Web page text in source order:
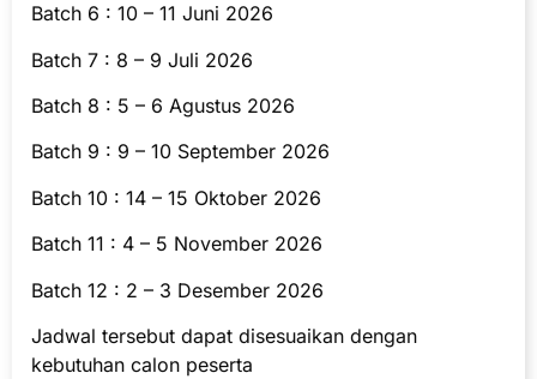
Batch 6 : 10 – 11 Juni 2026
Batch 7 : 8 – 9 Juli 2026
Batch 8 : 5 – 6 Agustus 2026
Batch 9 : 9 – 10 September 2026
Batch 10 : 14 – 15 Oktober 2026
Batch 11 : 4 – 5 November 2026
Batch 12 : 2 – 3 Desember 2026
Jadwal tersebut dapat disesuaikan dengan
kebutuhan calon peserta